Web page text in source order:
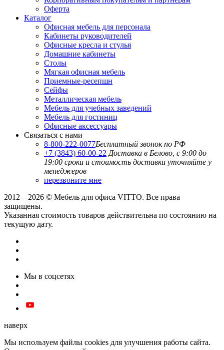
Оферта
Каталог
Офисная мебель для персонала
Кабинеты руководителей
Офисные кресла и стулья
Домашние кабинеты
Столы
Мягкая офисная мебель
Приемные-ресепшн
Сейфы
Металлическая мебель
Мебель для учебных заведений
Мебель для гостиниц
Офисные аксессуары
Связаться с нами
8-800-222-0077Бесплатный звонок по РФ
+7 (3843) 60-00-22 Доставка в Белово, с 9:00 до
19:00 сроки и стоимость доставки уточняйте у
менеджеров
перезвоните мне
2012—2026 © Мебель для офиса VITTO. Все права
защищены.
Указанная стоимость товаров действительна по состоянию на
текущую дату.
Мы в соцсетях
наверх
Мы используем файлы cookies для улучшения работы сайта.